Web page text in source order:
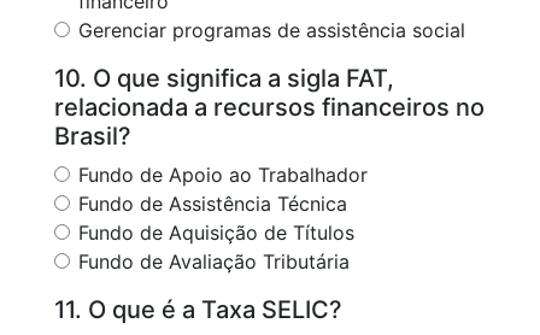
Gerenciar programas de assistência social
10. O que significa a sigla FAT,
relacionada a recursos financeiros no
Brasil?
Fundo de Apoio ao Trabalhador
Fundo de Assistência Técnica
Fundo de Aquisição de Títulos
Fundo de Avaliação Tributária
11. O que é a Taxa SELIC?